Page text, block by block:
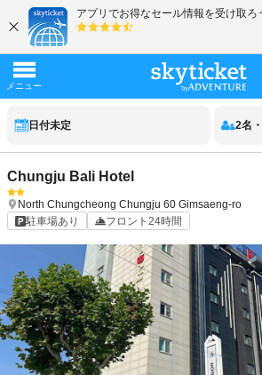
日付未定 2名 ・
Chungju Bali Hotel
North Chungcheong Chungju 60 Gimsaeng-ro
駐車場あり
フロント24時間